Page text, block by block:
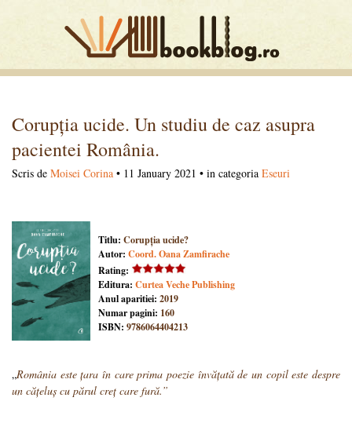
Corupția ucide. Un studiu de caz asupra
pacientei România.
Scris de Moisei Corina • 11 January 2021 • in categoria Eseuri
Titlu: Corupția ucide?
Autor: Coord. Oana Zamfirache
Rating:
Editura: Curtea Veche Publishing
Anul aparitiei: 2019
Numar pagini: 160
ISBN: 9786064404213
„România este țara în care prima poezie învățată de un copil este despre
un cățeluș cu părul creț care fură.”